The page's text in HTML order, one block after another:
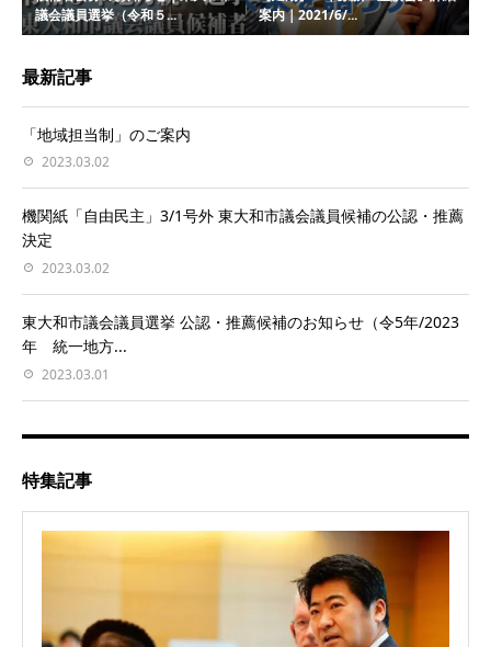
議会議員選挙（令和５...
案内｜2021/6/...
最新記事
「地域担当制」のご案内
2023.03.02
機関紙「自由民主」3/1号外 東大和市議会議員候補の公認・推薦
決定
2023.03.02
東大和市議会議員選挙 公認・推薦候補のお知らせ（令5年/2023
年 統一地方...
2023.03.01
特集記事